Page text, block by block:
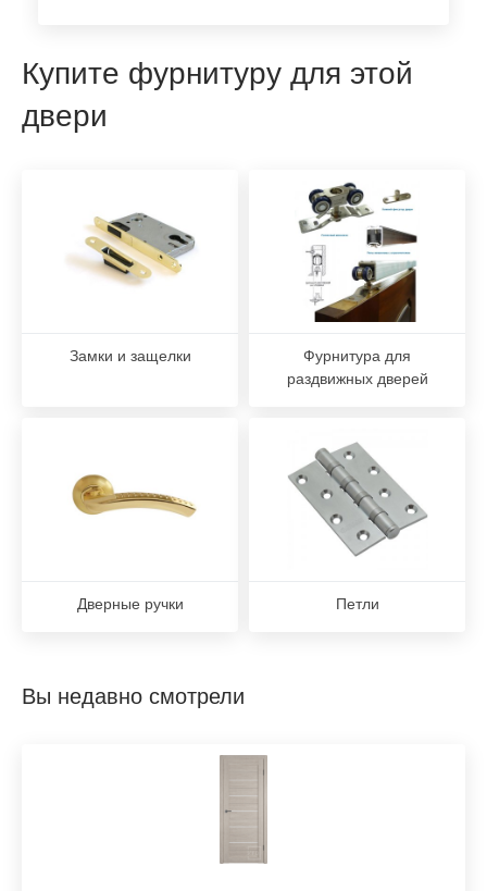
Купите фурнитуру для этой
двери
Замки и защелки
Фурнитура для
раздвижных дверей
Дверные ручки Петли
Вы недавно смотрели